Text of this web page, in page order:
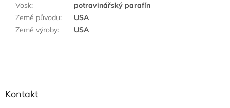
Vosk:
potravinářský parafín
Země původu:
USA
Země výroby: USA
Kontakt